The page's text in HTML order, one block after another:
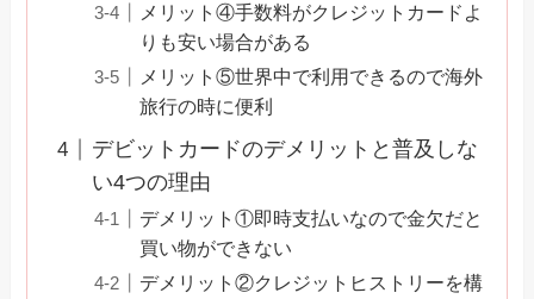
メリット④手数料がクレジットカードよ
りも安い場合がある
メリット⑤世界中で利用できるので海外
旅行の時に便利
デビットカードのデメリットと普及しな
い4つの理由
デメリット①即時支払いなので金欠だと
買い物ができない
デメリット②クレジットヒストリーを構